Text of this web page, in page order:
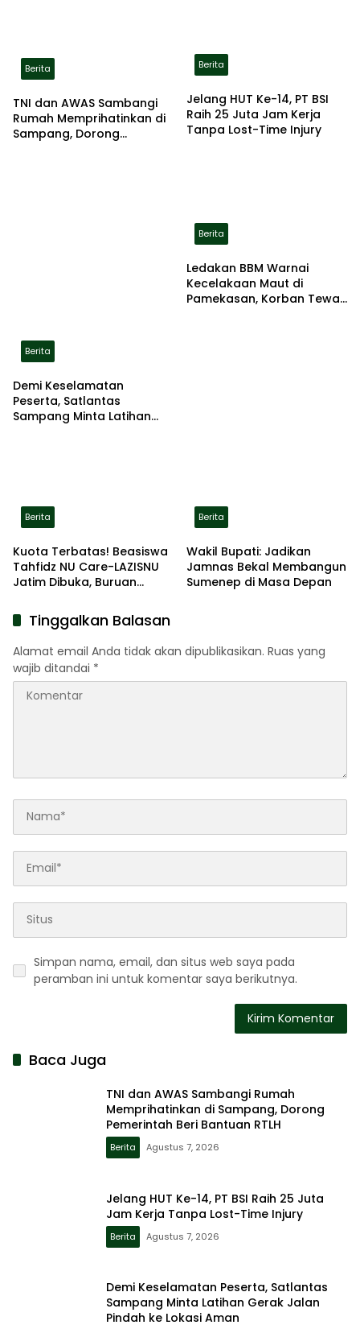
Berita
TNI dan AWAS Sambangi
Rumah Memprihatinkan di
Sampang, Dorong
Berita
Jelang HUT Ke-14, PT BSI
Raih 25 Juta Jam Kerja
Tanpa Lost-Time Injury
Berita
Demi Keselamatan
Peserta, Satlantas
Sampang Minta Latihan
Berita
Ledakan BBM Warnai
Kecelakaan Maut di
Pamekasan, Korban Tewas
Berita
Kuota Terbatas! Beasiswa
Tahfidz NU Care-LAZISNU
Jatim Dibuka, Buruan
Berita
Wakil Bupati: Jadikan
Jamnas Bekal Membangun
Sumenep di Masa Depan
Tinggalkan Balasan
Alamat email Anda tidak akan dipublikasikan. Ruas yang
wajib ditandai *
Simpan nama, email, dan situs web saya pada
peramban ini untuk komentar saya berikutnya.
Baca Juga
TNI dan AWAS Sambangi Rumah
Memprihatinkan di Sampang, Dorong
Pemerintah Beri Bantuan RTLH
Berita Agustus 7, 2026
Jelang HUT Ke-14, PT BSI Raih 25 Juta
Jam Kerja Tanpa Lost-Time Injury
Berita Agustus 7, 2026
Demi Keselamatan Peserta, Satlantas
Sampang Minta Latihan Gerak Jalan
Pindah ke Lokasi Aman